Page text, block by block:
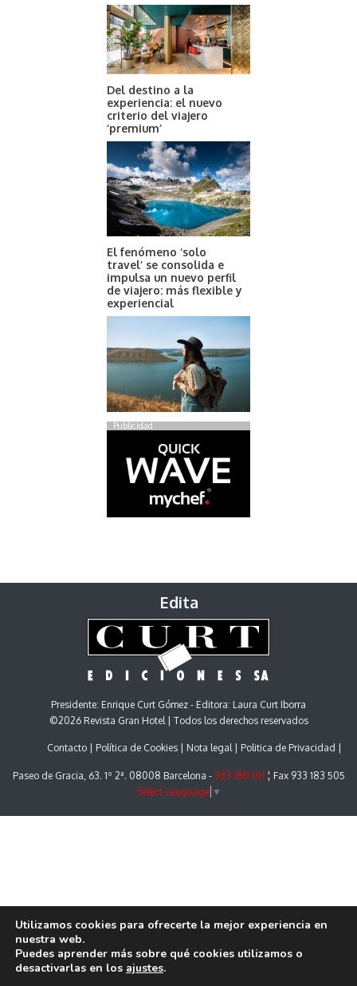
Del destino a la
experiencia: el nuevo
criterio del viajero
‘premium’
El fenómeno ‘solo
travel’ se consolida e
impulsa un nuevo perfil
de viajero: más flexible y
experiencial
Publicidad
Edita
Presidente: Enrique Curt Gómez - Editora: Laura Curt Iborra
©2026 Revista Gran Hotel | Todos los derechos reservados
Contacto Política de Cookies Nota legal Politica de Privacidad
Paseo de Gracia, 63. 1º 2ª. 08008 Barcelona - 933 180 101 ¦ Fax 933 183 505
Select Language ▼
Utilizamos cookies para ofrecerte la mejor experiencia en
nuestra web.
Puedes aprender más sobre qué cookies utilizamos o
desactivarlas en los ajustes.